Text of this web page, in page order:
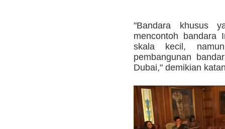
"Bandara khusus
mencontoh bandara
skala kecil,
pembangunan
Dubai," demikian